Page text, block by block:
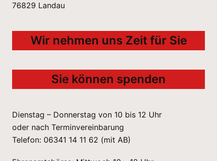
76829 Landau
Wir nehmen uns Zeit für Sie
Sie können spenden
Dienstag – Donnerstag von 10 bis 12 Uhr
oder nach Terminvereinbarung
Telefon: 06341 14 11 62 (mit AB)